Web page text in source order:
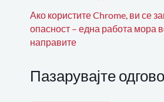
Ако користите Chrome, ви се
опасност – една работа мора
направите
Пазарувајте